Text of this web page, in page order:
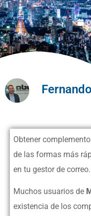
Obtener
de las formas más
en tu gestor de correo.
Muchos usuarios de
existencia de los